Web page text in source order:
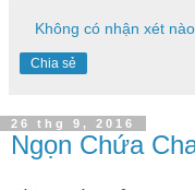
Không có nhận xét
Chia sẻ
26 thg 9, 2016
Ngọn Chứa